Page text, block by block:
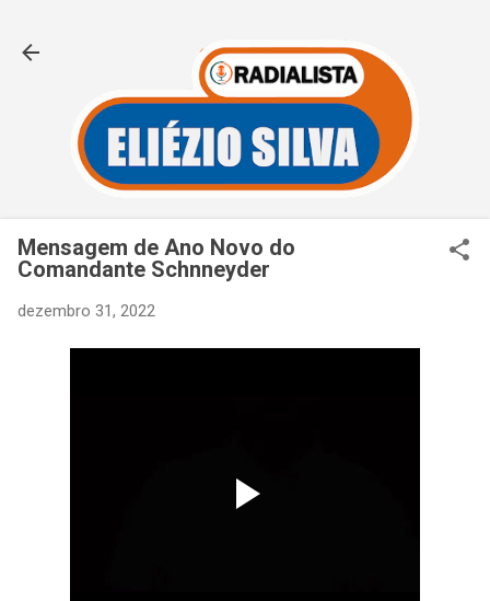
Mensagem de Ano Novo do
Comandante Schnneyder
dezembro 31, 2022